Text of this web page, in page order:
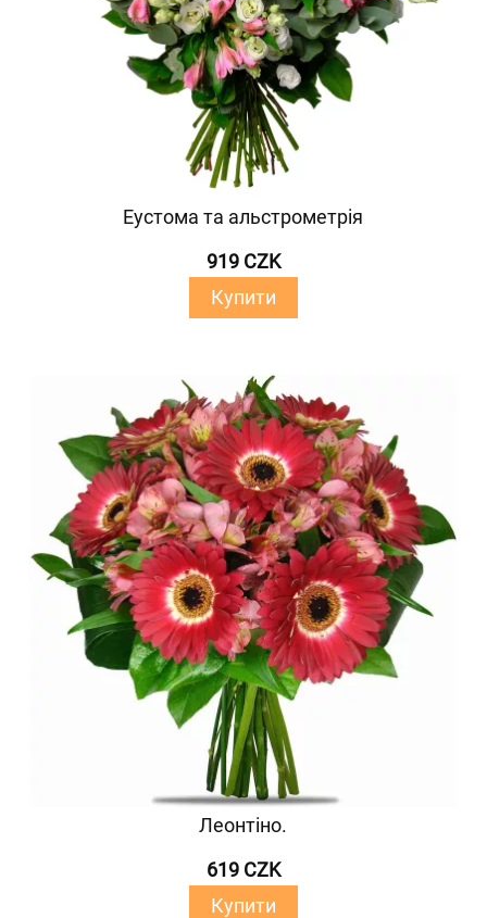
Еустома та альстрометрія
919 CZK
Купити
Леонтіно.
619 CZK
Купити